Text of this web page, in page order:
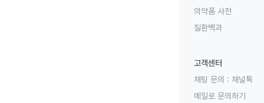
의약품 사전
질환백과
고객센터
채팅 문의 : 채널톡
메일로 문의하기